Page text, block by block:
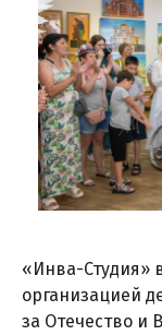
«Инва-Студия»
организацией
за Отечество и